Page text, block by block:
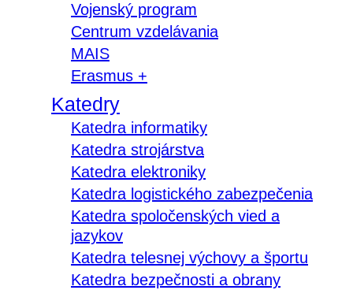
Vojenský program
Centrum vzdelávania
MAIS
Erasmus +
Katedry
Katedra informatiky
Katedra strojárstva
Katedra elektroniky
Katedra logistického zabezpečenia
Katedra spoločenských vied a
jazykov
Katedra telesnej výchovy a športu
Katedra bezpečnosti a obrany